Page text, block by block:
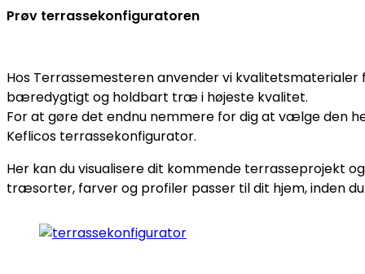
Prøv terrassekonfiguratoren
Hos Terrassemesteren anvender vi kvalitetsmaterialer
bæredygtigt og holdbart træ i højeste kvalitet.
For at gøre det endnu nemmere for dig at vælge den
Keflicos terrassekonfigurator.
Her kan du visualisere dit kommende terrasseprojekt
træsorter, farver og profiler passer til dit hjem, inden